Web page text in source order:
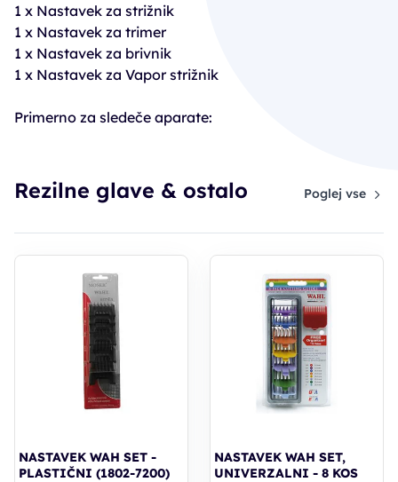
1 x Nastavek za strižnik
1 x Nastavek za trimer
1 x Nastavek za brivnik
1 x Nastavek za Vapor strižnik
Primerno za sledeče aparate:
Rezilne glave & ostalo Poglej vse
NASTAVEK WAH SET -
PLASTIČNI (1802-7200)
NASTAVEK WAH SET,
UNIVERZALNI - 8 KOS